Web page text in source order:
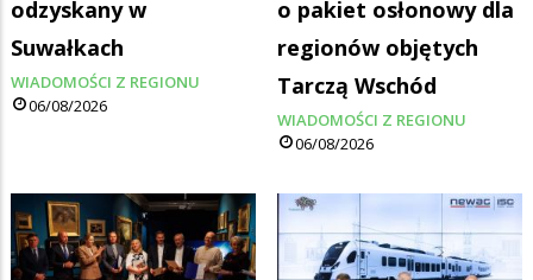
odzyskany w
Suwałkach
WIADOMOŚCI Z REGIONU
06/08/2026
o pakiet osłonowy dla
regionów objętych
Tarczą Wschód
WIADOMOŚCI Z REGIONU
06/08/2026